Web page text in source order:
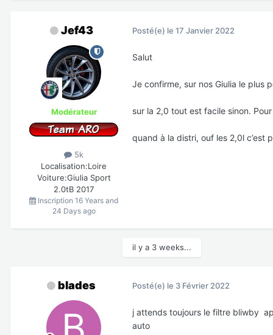
Jef43
Modérateur
5k
Localisation:Loire
Voiture:Giulia Sport
2.0tB 2017
Inscription 16 Years and
24 Days ago
Posté(e) le 17 Janvier 2022
Salut
Je confirme, sur nos Giulia le plus
sur la 2,0 tout est facile sinon.
quand à la distri, ouf les 2,0l c’est
il y a 3 weeks...
blades Posté(e) le 3 Février 2022
j attends toujours le filtre bliwby
auto